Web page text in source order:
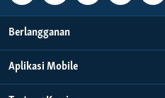
Berlangganan
Aplikasi Mobile